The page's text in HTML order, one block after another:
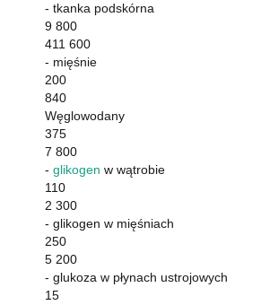
- tkanka podskórna
9 800
411 600
- mięśnie
200
840
Węglowodany
375
7 800
- glikogen w wątrobie
110
2 300
- glikogen w mięśniach
250
5 200
- glukoza w płynach ustrojowych
15